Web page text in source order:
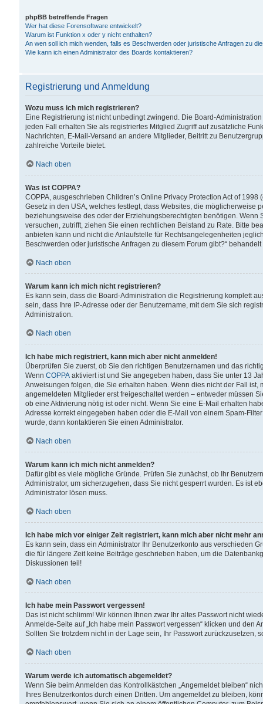
phpBB betreffende Fragen
Wer hat diese Forensoftware entwickelt?
Warum ist Funktion x oder y nicht enthalten?
An wen soll ich mich wenden, falls es Beschwerden oder juristische Anfragen zu
Wie kann ich einen Administrator des Boards kontaktieren?
Registrierung und Anmeldung
Wozu muss ich mich registrieren?
Eine Registrierung ist nicht unbedingt zwingend. Die Board-
jeden Fall erhalten Sie als registriertes Mitglied Zugriff auf zusätzliche
Nachrichten, E-Mail-Versand an andere Mitglieder, Beitritt zu
zahlreiche Vorteile bietet.
Nach oben
Was ist COPPA?
COPPA, ausgeschrieben Children’s Online Privacy Protection Act of
Gesetz in den USA, welches festlegt, dass Websites, die
beziehungsweise des oder der Erziehungsberechtigten benötigen.
versuchen, zutrifft, ziehen Sie einen rechtlichen Beistand zu Rate. Bitte
anbieten kann und nicht die Anlaufstelle für Rechtsangelegenheiten
Beschwerden oder juristische Anfragen zu diesem Forum gibt?“
Nach oben
Warum kann ich mich nicht registrieren?
Es kann sein, dass die Board-Administration die Registrierung komplett
sein, dass Ihre IP-Adresse oder der Benutzername, mit dem Sie sich
Administration.
Nach oben
Ich habe mich registriert, kann mich aber nicht anmelden!
Überprüfen Sie zuerst, ob Sie den richtigen Benutzernamen und das
Wenn COPPA aktiviert ist und Sie angegeben haben, dass Sie unter 13
Anweisungen folgen, die Sie erhalten haben. Wenn dies nicht der Fall
angemeldeten Mitglieder erst freigeschaltet werden – entweder müssen
ob eine Aktivierung nötig ist oder nicht. Wenn Sie eine E-Mail erhalten
Adresse korrekt eingegeben haben oder die E-Mail von einem Spam-
wurde, dann kontaktieren Sie einen Administrator.
Nach oben
Warum kann ich mich nicht anmelden?
Dafür gibt es viele mögliche Gründe. Prüfen Sie zunächst, ob Ihr
Administrator, um sicherzugehen, dass Sie nicht gesperrt wurden. Es ist
Administrator lösen muss.
Nach oben
Ich habe mich vor einiger Zeit registriert, kann mich aber nicht mehr
Es kann sein, dass ein Administrator Ihr Benutzerkonto aus verschieden
die für längere Zeit keine Beiträge geschrieben haben, um die
Diskussionen teil!
Nach oben
Ich habe mein Passwort vergessen!
Das ist nicht schlimm! Wir können Ihnen zwar Ihr altes Passwort nicht
Anmelde-Seite auf „Ich habe mein Passwort vergessen“ klicken und
Sollten Sie trotzdem nicht in der Lage sein, Ihr Passwort zurückzusetzen,
Nach oben
Warum werde ich automatisch abgemeldet?
Wenn Sie beim Anmelden das Kontrollkästchen „Angemeldet bleiben“
Ihres Benutzerkontos durch einen Dritten. Um angemeldet zu bleiben,